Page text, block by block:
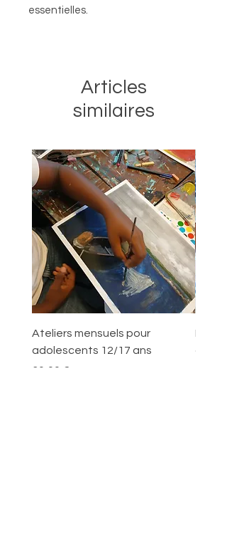
essentielles.
Articles
similaires
Ateliers mensuels pour
adolescents 12/17 ans
Prix
30,00 €